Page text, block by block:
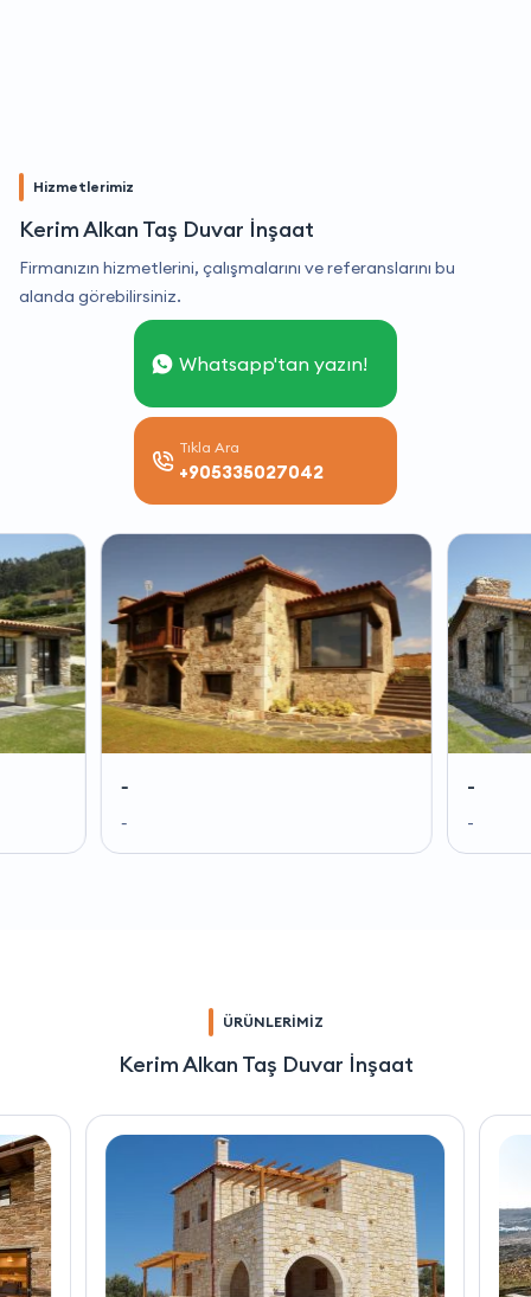
Hizmetlerimiz
Kerim Alkan Taş Duvar İnşaat
Firmanızın hizmetlerini, çalışmalarını ve referanslarını bu
alanda görebilirsiniz.
Whatsapp'tan yazın!
Tıkla Ara
+905335027042
-
-
-
-
ÜRÜNLERİMİZ
Kerim Alkan Taş Duvar İnşaat